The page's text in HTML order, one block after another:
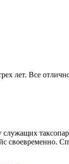
лет. Все
своевременно.